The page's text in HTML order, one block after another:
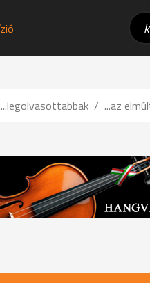
...legolvasottabbak ...az